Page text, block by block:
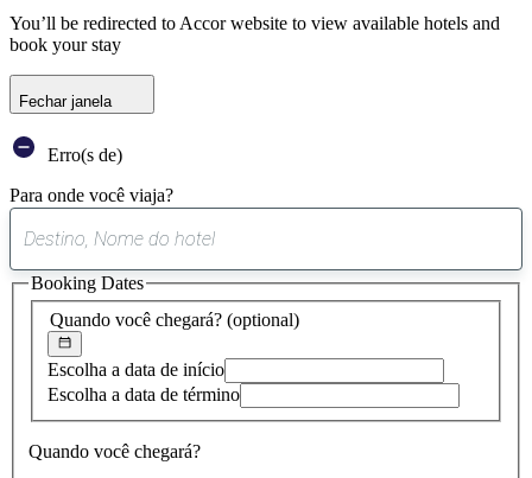
You’ll be redirected to Accor website to view available hotels and
book your stay
Fechar janela
Erro(s de)
Para onde você viaja?
sugestão
encontrada
Quando você chegará? (optional)
Escolha a data de início
Escolha a data de término
Quando você chegará?
Booking Dates